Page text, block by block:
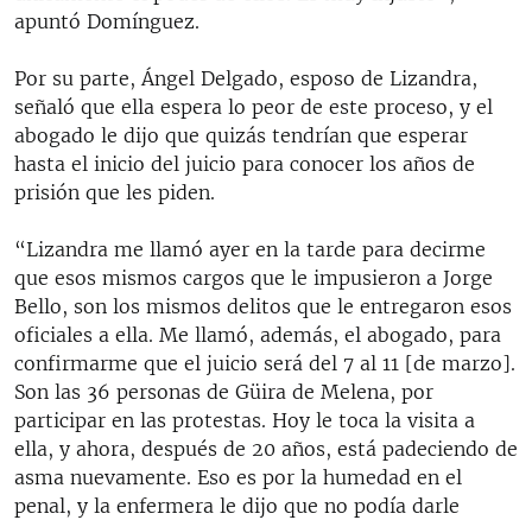
apuntó Domínguez.
Por su parte, Ángel Delgado, esposo de Lizandra,
señaló que ella espera lo peor de este proceso, y el
abogado le dijo que quizás tendrían que esperar
hasta el inicio del juicio para conocer los años de
prisión que les piden.
“Lizandra me llamó ayer en la tarde para decirme
que esos mismos cargos que le impusieron a Jorge
Bello, son los mismos delitos que le entregaron esos
oficiales a ella. Me llamó, además, el abogado, para
confirmarme que el juicio será del 7 al 11 [de marzo].
Son las 36 personas de Güira de Melena, por
participar en las protestas. Hoy le toca la visita a
ella, y ahora, después de 20 años, está padeciendo de
asma nuevamente. Eso es por la humedad en el
penal, y la enfermera le dijo que no podía darle